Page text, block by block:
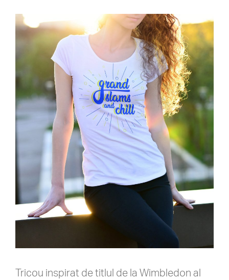
Tricou inspirat de titlul de la Wimbledon al